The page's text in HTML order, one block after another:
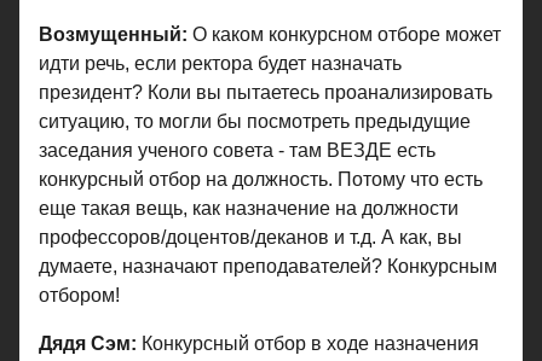
Возмущенный: О каком конкурсном отборе может
идти речь, если ректора будет назначать
президент? Коли вы пытаетесь проанализировать
ситуацию, то могли бы посмотреть предыдущие
заседания ученого совета - там ВЕЗДЕ есть
конкурсный отбор на должность. Потому что есть
еще такая вещь, как назначение на должности
профессоров/доцентов/деканов и т.д. А как, вы
думаете, назначают преподавателей? Конкурсным
отбором!
Дядя Сэм: Конкурсный отбор в ходе назначения